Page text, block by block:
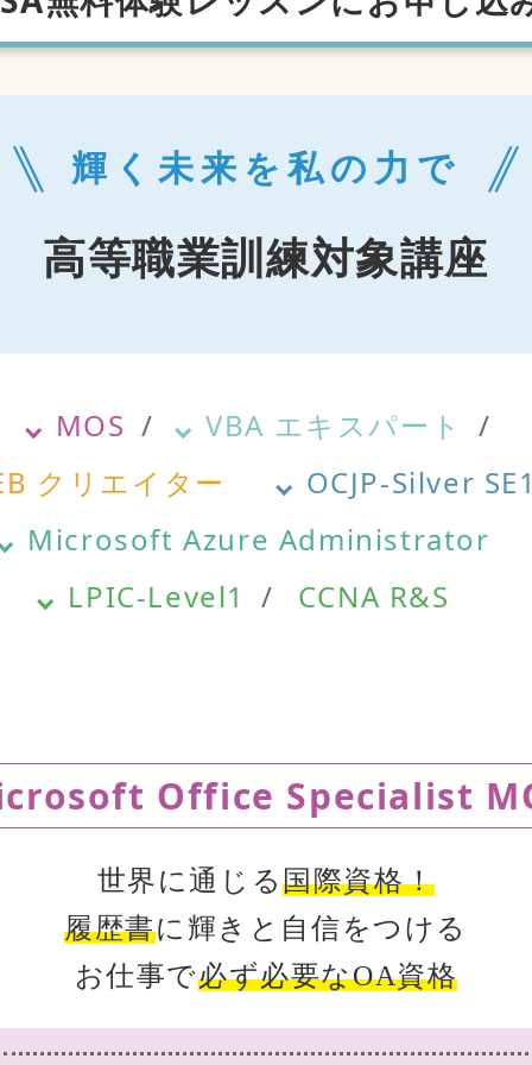
輝く未来を私の力で
高等職業訓練対象講座
MOS
VBA エキスパート
クリエイター
OCJP-Silver
Microsoft Azure Administrator
LPIC-Level1
CCNA R&S
Office Specialist
世界に通じる国際資格！
履歴書に輝きと自信をつける
お仕事で必ず必要なOA資格